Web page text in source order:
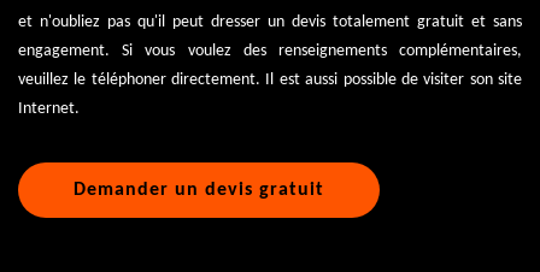
et n'oubliez pas qu'il peut dresser un devis totalement gratuit et sans
engagement. Si vous voulez des renseignements complémentaires,
veuillez le téléphoner directement. Il est aussi possible de visiter son site
Internet.
Demander un devis gratuit